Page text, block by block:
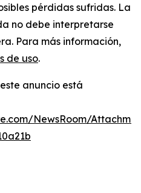
pérdidas sufridas. La
no debe interpretarse
Para más información,
de uso.
anuncio está
NewsRoom/